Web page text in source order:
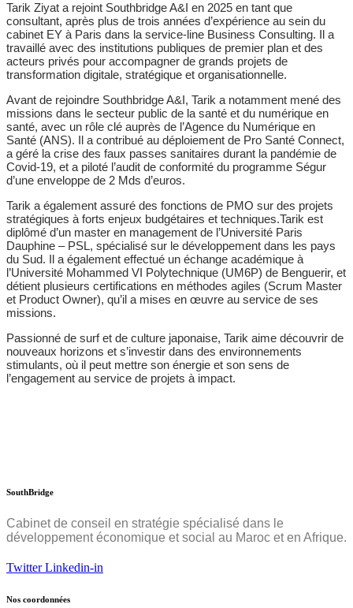
Tarik Ziyat a rejoint Southbridge A&I en 2025 en tant que
consultant, après plus de trois années d’expérience au sein du
cabinet EY à Paris dans la service-line Business Consulting. Il a
travaillé avec des institutions publiques de premier plan et des
acteurs privés pour accompagner de grands projets de
transformation digitale, stratégique et organisationnelle.
Avant de rejoindre Southbridge A&I, Tarik a notamment mené des
missions dans le secteur public de la santé et du numérique en
santé, avec un rôle clé auprès de l’Agence du Numérique en
Santé (ANS). Il a contribué au déploiement de Pro Santé Connect,
a géré la crise des faux passes sanitaires durant la pandémie de
Covid-19, et a piloté l’audit de conformité du programme Ségur
d’une enveloppe de 2 Mds d’euros.
Tarik a également assuré des fonctions de PMO sur des projets
stratégiques à forts enjeux budgétaires et techniques.Tarik est
diplômé d’un master en management de l’Université Paris
Dauphine – PSL, spécialisé sur le développement dans les pays
du Sud. Il a également effectué un échange académique à
l’Université Mohammed VI Polytechnique (UM6P) de Benguerir, et
détient plusieurs certifications en méthodes agiles (Scrum Master
et Product Owner), qu’il a mises en œuvre au service de ses
missions.
Passionné de surf et de culture japonaise, Tarik aime découvrir de
nouveaux horizons et s’investir dans des environnements
stimulants, où il peut mettre son énergie et son sens de
l’engagement au service de projets à impact.
SouthBridge
Cabinet de conseil en stratégie spécialisé dans le
développement économique et social au Maroc et en Afrique.
Twitter Linkedin-in
Nos coordonnées